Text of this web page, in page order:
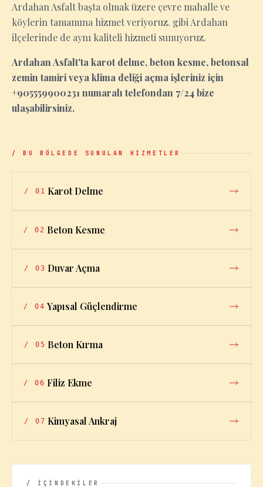
Ardahan Asfalt başta olmak üzere çevre mahalle ve
köylerin tamamına hizmet veriyoruz. gibi Ardahan
ilçelerinde de aynı kaliteli hizmeti sunuyoruz.
Ardahan Asfalt'ta karot delme, beton kesme, betonsal
zemin tamiri veya klima deliği açma işleriniz için
+905559900231 numaralı telefondan 7/24 bize
ulaşabilirsiniz.
/ BU BÖLGEDE SUNULAN HİZMETLER
/ 01 Karot Delme
/ 02 Beton Kesme
/ 03 Duvar Açma
/ 04 Yapısal Güçlendirme
/ 05 Beton Kırma
/ 06 Filiz Ekme
/ 07 Kimyasal Ankraj
/ İÇİNDEKİLER